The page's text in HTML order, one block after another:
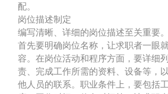
配。
岗位描述制定
编写清晰、详细的岗位描述至关重要。
首先要明确岗位名称，让求职者一眼
容。在岗位活动和程序方面，要详细
责、完成工作所需的资料、设备等，
他人员的联系。职业条件上，要包括